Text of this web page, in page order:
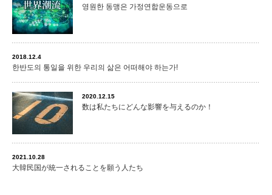
영원한 동맹은 가정연합운동으로
2018.12.4
한반도의 통일을 위한 우리의 삶은 어떠해야 하는가!
2020.12.15
数は私たちにどんな影響を与えるのか！
2021.10.28
大韓民国が統一されることを願う人たち